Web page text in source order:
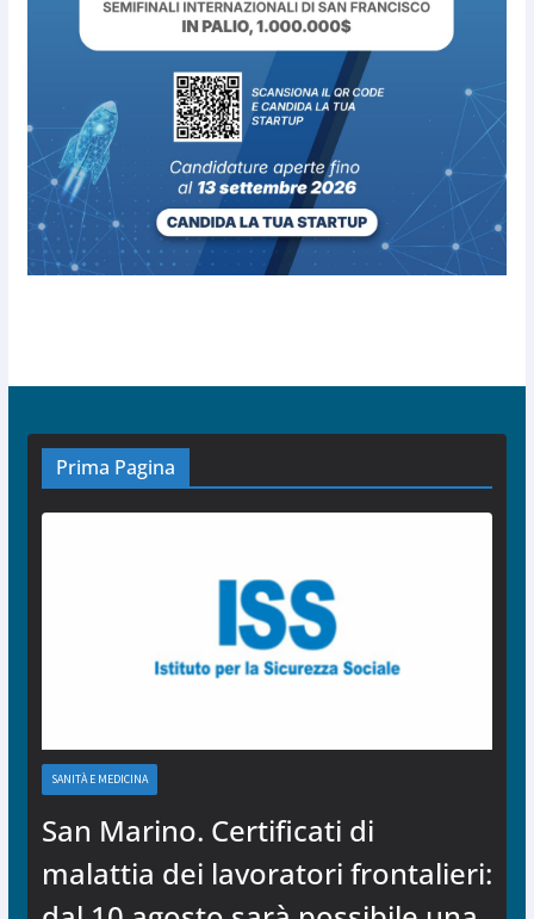
Prima Pagina
SANITÀ E MEDICINA
San Marino. Certificati di
malattia dei lavoratori frontalieri: